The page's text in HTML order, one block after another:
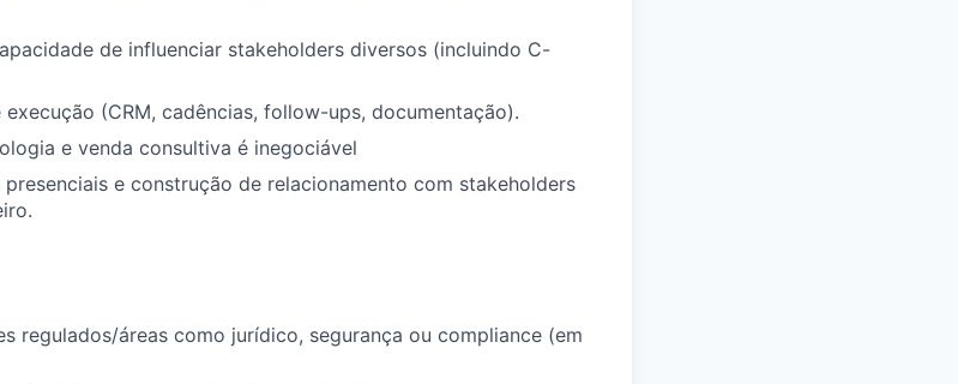
de influenciar stakeholders diversos (incluindo C-
(CRM, cadências, follow-ups, documentação).
e venda consultiva é inegociável
e construção de relacionamento com stakeholders
regulados/áreas como jurídico, segurança ou compliance (em